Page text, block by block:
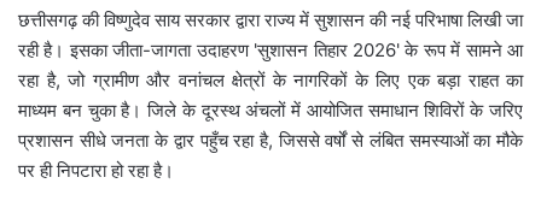
छत्तीसगढ़ की विष्णुदेव साय सरकार द्वारा राज्य में सुशासन की नई परिभाषा लिखी जा
रही है। इसका जीता-जागता उदाहरण 'सुशासन तिहार 2026' के रूप में सामने आ
रहा है, जो ग्रामीण और वनांचल क्षेत्रों के नागरिकों के लिए एक बड़ा राहत का
माध्यम बन चुका है। जिले के दूरस्थ अंचलों में आयोजित समाधान शिविरों के जरिए
प्रशासन सीधे जनता के द्वार पहुँच रहा है, जिससे वर्षों से लंबित समस्याओं का मौके
पर ही निपटारा हो रहा है। ​